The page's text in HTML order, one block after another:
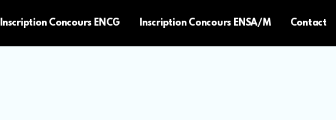
Inscription Concours ENCG Inscription Concours ENSA/M Contact